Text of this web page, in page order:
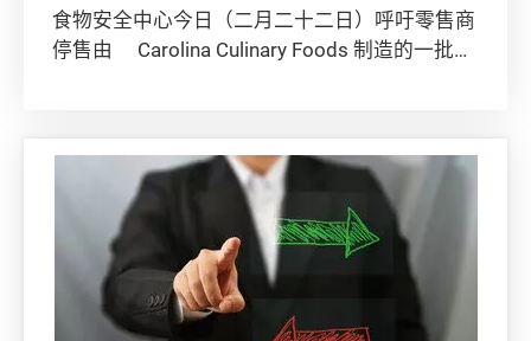
食物安全中心今日（二月二十二日）呼吁零售商
停售由 Carolina Culinary Foods 制造的一批怀